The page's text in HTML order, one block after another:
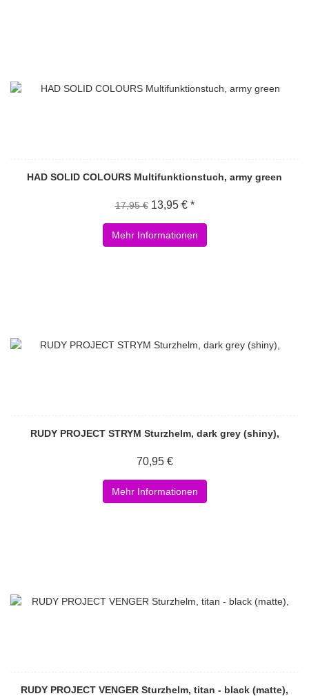
HAD SOLID COLOURS Multifunktionstuch, army green
17,95 € 13,95 € *
Mehr Informationen
RUDY PROJECT STRYM Sturzhelm, dark grey (shiny),
70,95 €
Mehr Informationen
RUDY PROJECT VENGER Sturzhelm, titan - black (matte),